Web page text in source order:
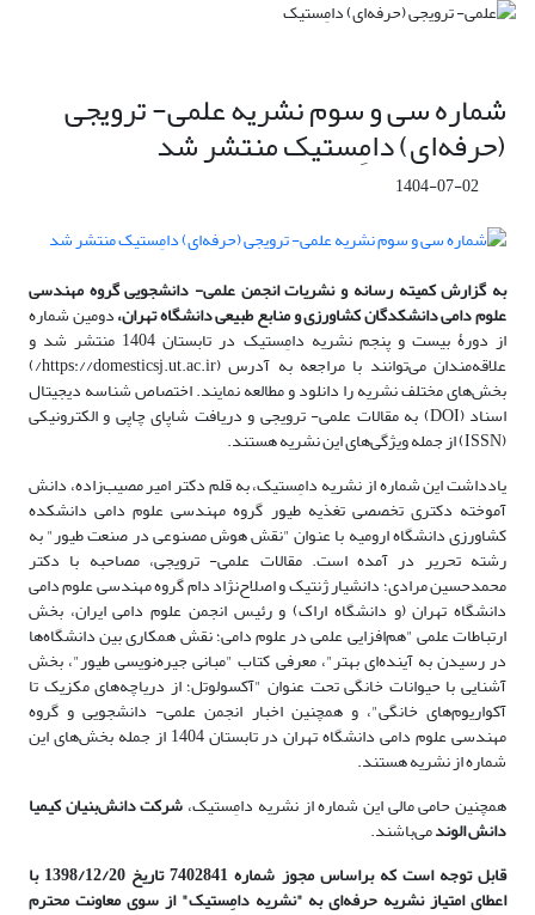
شماره سی و سوم نشریه علمی- ترویجی
(حرفه‌ای) دامِستیک منتشر شد
1404-07-02
به گزارش کمیته رسانه و نشریات انجمن علمی- دانشجویی گروه مهندسی
علوم دامی دانشکدگان کشاورزی و منابع طبیعی دانشگاه تهران،دومین شماره
از دورۀ بیست و پنجم نشریه دامِستیک در تابستان 1404 منتشر شد و
علاقه‌مندان می‌توانند با مراجعه به آدرس (https://domesticsj.ut.ac.ir/)
بخش‌های مختلف نشریه را دانلود و مطالعه نمایند. اختصاص شناسه دیجیتال
اسناد (DOI) به مقالات علمی- ترویجی و دریافت شاپای چاپی و الکترونیکی
(ISSN) از جمله ویژگی‌های این نشریه هستند.
یادداشت این شماره از نشریه دامِستیک، به قلم دکتر امیر مصیب‌زاده، دانش
آموخته دکتری تخصصی تغذیه طیور گروه مهندسی علوم دامی دانشکده
کشاورزی دانشگاه ارومیه با عنوان "نقش هوش مصنوعی در صنعت طیور" به
رشته تحریر در آمده است. مقالات علمی- ترویجی، مصاحبه با دکتر
محمدحسین مرادی؛ دانشیار ژنتیک و اصلاح‌نژاد دام گروه مهندسی علوم دامی
دانشگاه تهران (و دانشگاه اراک) و رئیس انجمن علوم دامی ایران، بخش
ارتباطات علمی "هم‌افزایی علمی در علوم دامی؛ نقش همکاری بین دانشگاه‌ها
در رسیدن به آینده‌ای بهتر"، معرفی کتاب "مبانی جیره‌نویسی طیور"، بخش
آشنایی با حیوانات خانگی تحت عنوان "آکسولوتل؛ از دریاچه‌های مکزیک تا
آکواریوم‌های خانگی"، و همچنین اخبار انجمن علمی- دانشجویی و گروه
مهندسی علوم دامی دانشگاه تهران در تابستان 1404 از جمله بخش‌های این
شماره از نشریه هستند.
همچنین حامی مالی این شماره از نشریه دامِستیک،شرکت‌ دانش‌بنیان کیمیا
دانش الوندمی‌باشند.
قابل توجه است که براساس مجوز شماره 7402841 تاریخ 1398/12/20 با
اعطای امتیاز نشریه حرفه‌ای به "نشریه دامِستیک" از سوی معاونت محترم